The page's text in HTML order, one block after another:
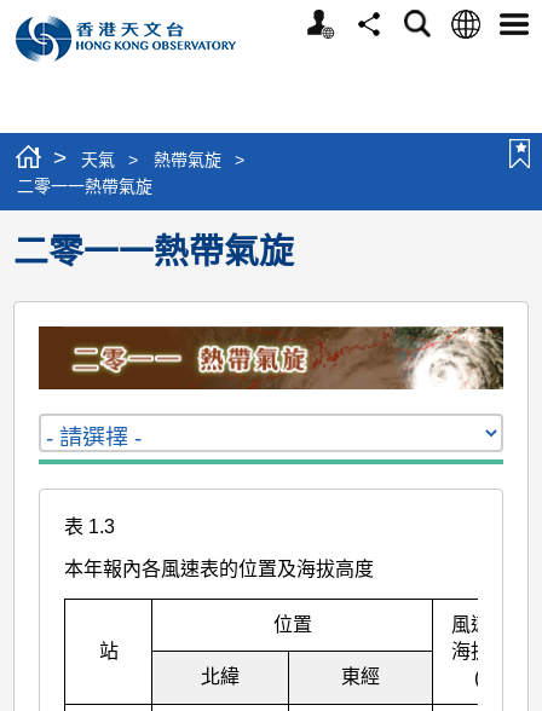
個
分
搜
語
選
> 天氣 > 熱帶氣旋
>
二零一一熱帶氣旋
二零一一熱帶氣旋
表 1.3
本年報內各風速表的位置及海拔高度
站
位置
風速表的
海拔高度
(米)
北緯 東經